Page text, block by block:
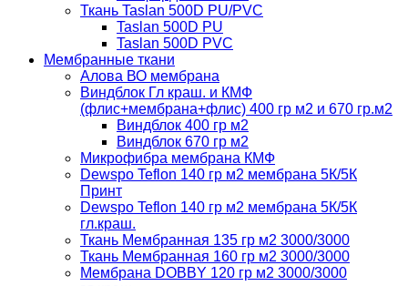
Ткань Taslan 500D PU/PVC
Taslan 500D PU
Taslan 500D PVC
Мембранные ткани
Алова ВО мембрана
Виндблок Гл краш. и КМФ
(флис+мембрана+флис) 400 гр м2 и 670 гр.м2
Виндблок 400 гр м2
Виндблок 670 гр м2
Микрофибра мембрана КМФ
Dewspo Teflon 140 гр м2 мембрана 5К/5К
Принт
Dewspo Teflon 140 гр м2 мембрана 5К/5К
гл.краш.
Ткань Мембранная 135 гр м2 3000/3000
Ткань Мембранная 160 гр м2 3000/3000
Мембрана DOBBY 120 гр м2 3000/3000